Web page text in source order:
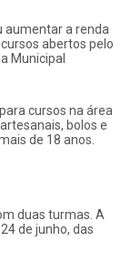
aumentar a renda
abertos pelo
Municipal
cursos na área
bolos e
de 18 anos.
duas turmas. A
de junho, das